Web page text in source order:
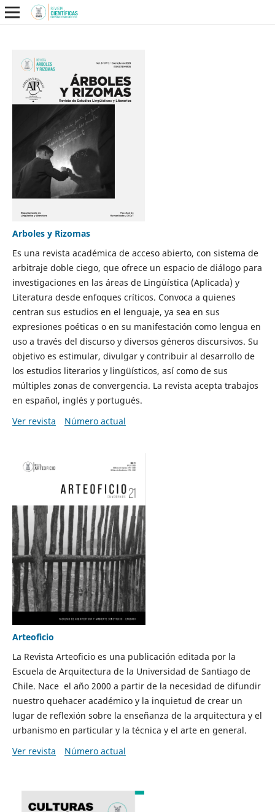
Arboles y Rizomas
Es una revista académica de acceso abierto, con sistema de
arbitraje doble ciego, que ofrece un espacio de diálogo para
investigaciones en las áreas de Lingüística (Aplicada) y
Literatura desde enfoques críticos. Convoca a quienes
centran sus estudios en el lenguaje, ya sea en sus
expresiones poéticas o en su manifestación como lengua en
uso a través del discurso y diversos géneros discursivos. Su
objetivo es estimular, divulgar y contribuir al desarrollo de
los estudios literarios y lingüísticos, así como de sus
múltiples zonas de convergencia. La revista acepta trabajos
en español, inglés y portugués.
Ver revista
Número actual
Arteoficio
La Revista Arteoficio es una publicación editada por la
Escuela de Arquitectura de la Universidad de Santiago de
Chile. Nace el año 2000 a partir de la necesidad de difundir
nuestro quehacer académico y la inquietud de crear un
lugar de reflexión sobre la enseñanza de la arquitectura y el
urbanismo en particular y la técnica y el arte en general.
Ver revista
Número actual